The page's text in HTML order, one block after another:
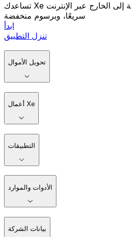
تساعدك Xe على إرسال تحويلات مالية إلى الخارج عبر الإنترنت
سريعًا، وبرسوم منخفضة
ابدأ
تنزل التطبيق
تحويل الأموال
أعمال Xe
التطبيقات
الأدوات والموارد
بيانات الشركة